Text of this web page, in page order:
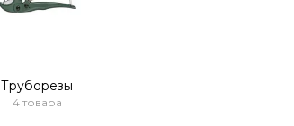
Труборезы
4 товара